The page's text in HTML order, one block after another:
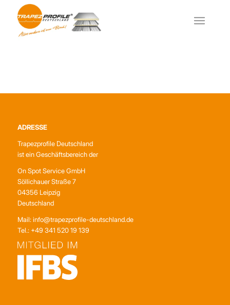
ADRESSE
Trapezprofile Deutschland
ist ein Geschäftsbereich der
On Spot Service GmbH
Söllichauer Straße 7
04356 Leipzig
Deutschland
Mail: info@trapezprofile-deutschland.de
Tel.: +49 341 520 19 139